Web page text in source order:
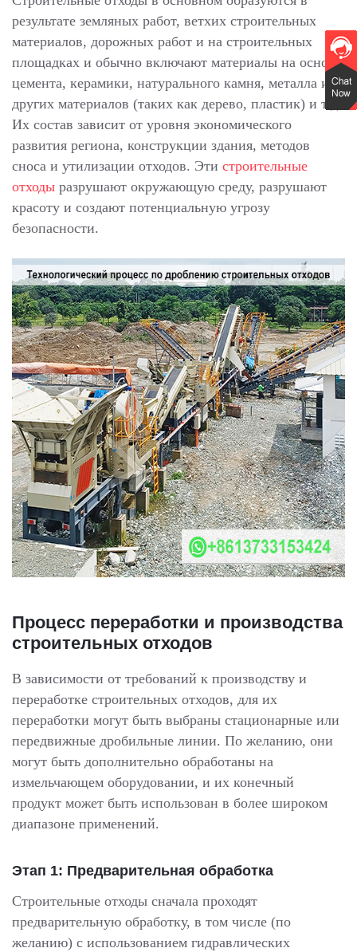
результате земляных работ, ветхих строительных
материалов, дорожных работ и на строительных
площадках и обычно включают материалы на основе
цемента, керамики, натурального камня, металла и
других материалов (таких как дерево, пластик) и т.д.
Их состав зависит от уровня экономического
развития региона, конструкции здания, методов
сноса и утилизации отходов. Эти строительные
отходы разрушают окружающую среду, разрушают
красоту и создают потенциальную угрозу
безопасности.
Процесс переработки и производства
строительных отходов
В зависимости от требований к производству и
переработке строительных отходов, для их
переработки могут быть выбраны стационарные или
передвижные дробильные линии. По желанию, они
могут быть дополнительно обработаны на
измельчающем оборудовании, и их конечный
продукт может быть использован в более широком
диапазоне применений.
Этап 1: Предварительная обработка
Строительные отходы сначала проходят
предварительную обработку, в том числе (по
желанию) с использованием гидравлических